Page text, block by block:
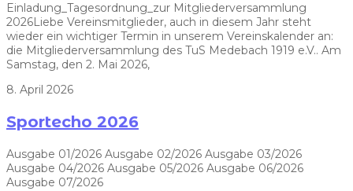
Einladung_Tagesordnung_zur Mitgliederversammlung
2026Liebe Vereinsmitglieder, auch in diesem Jahr steht
wieder ein wichtiger Termin in unserem Vereinskalender an:
die Mitgliederversammlung des TuS Medebach 1919 e.V.. Am
Samstag, den 2. Mai 2026,
8. April 2026
Sportecho 2026
Ausgabe 01/2026 Ausgabe 02/2026 Ausgabe 03/2026
Ausgabe 04/2026 Ausgabe 05/2026 Ausgabe 06/2026
Ausgabe 07/2026